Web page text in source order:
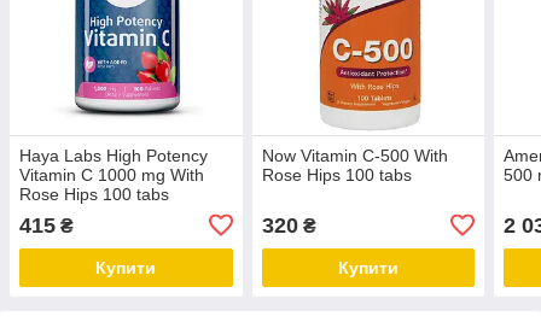
Haya Labs High Potency
Vitamin C 1000 mg With
Rose Hips 100 tabs
415 ₴
Купити
Now Vitamin C-500 With
Rose Hips 100 tabs
320₴
Купити
500
2